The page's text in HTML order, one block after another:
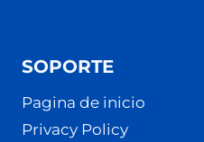
SOPORTE
Pagina de inicio
Privacy Policy